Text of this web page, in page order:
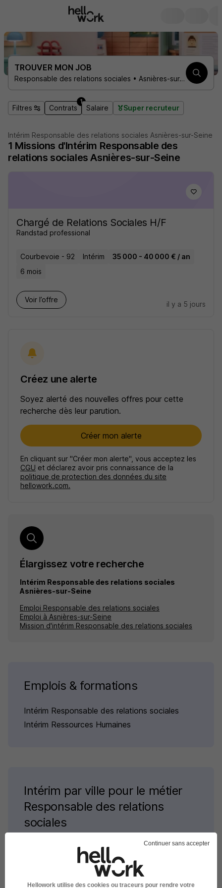
TROUVER MON JOB
Responsable des relations sociales • Asnières-sur-Seine 92600 • 1 contrat
Filtres Contrats
1
Salaire Super recruteur
Intérim Responsable des relations sociales Asnières-sur-Seine
1 Missions d'Intérim Responsable des
relations sociales Asnières-sur-Seine
Chargé de Relations Sociales H/F
Randstad professional
Courbevoie - 92 Intérim
35 000 - 40 000 € / an
6 mois
Voir l’offre
il y a 5 jours
Créez une alerte
Soyez alerté des nouvelles offres pour cette
recherche dès leur parution.
Créer mon alerte
En cliquant sur "Créer mon alerte", vous acceptez les
CGU et déclarez avoir pris connaissance de la
politique de protection des données du site
hellowork.com.
Élargissez votre recherche
Intérim Responsable des relations sociales
Asnières-sur-Seine
Emploi Responsable des relations sociales
Emploi à Asnières-sur-Seine
Mission d'intérim Responsable des relations sociales
Emplois & formations
Intérim Responsable des relations sociales
Intérim Ressources Humaines
Intérim par ville pour le métier
Responsable des relations
sociales
Intérim Gassin Responsable des relations
Intérim Saint-Tropez Responsable des relations
sociales
Continuer sans accepter
Hellowork utilise des cookies ou traceurs pour rendre votre